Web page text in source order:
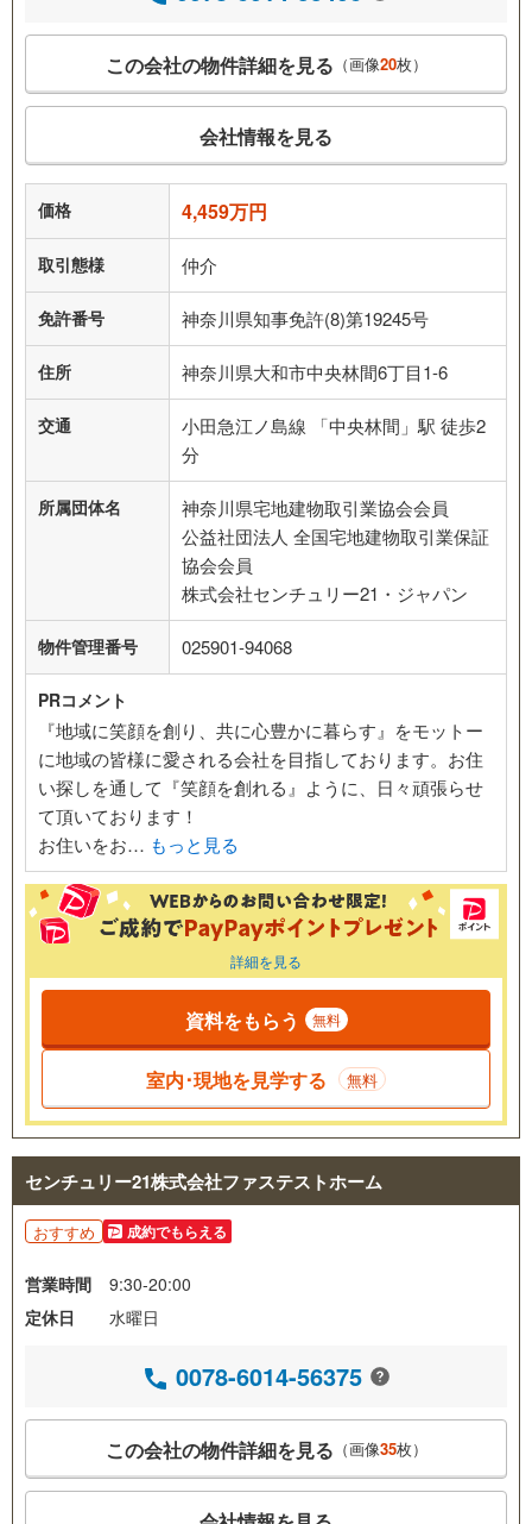
この会社の物件詳細を見る （画像20枚）
会社情報を見る
価格 4,459万円
取引態様 仲介
免許番号 神奈川県知事免許(8)第19245号
住所 神奈川県大和市中央林間6丁目1-6
交通
小田急江ノ島線 「中央林間」駅 徒歩2
分
所属団体名
神奈川県宅地建物取引業協会会員
公益社団法人 全国宅地建物取引業保証
協会会員
株式会社センチュリー21・ジャパン
物件管理番号 025901-94068
PRコメント
『地域に笑顔を創り、共に心豊かに暮らす』をモットー
に地域の皆様に愛される会社を目指しております。お住
い探しを通して『笑顔を創れる』ように、日々頑張らせ
て頂いております！
お住いをお… もっと見る
詳細を見る
資料をもらう 無料
室内･現地を見学する 無料
センチュリー21株式会社ファステストホーム
おすすめ 成約でもらえる
営業時間
9:30-20:00
定休日
水曜日
0078-6014-56375
この会社の物件詳細を見る （画像35枚）